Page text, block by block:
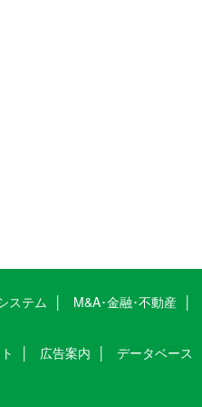
ステム M&A･金融･不動産
広告案内 データベース